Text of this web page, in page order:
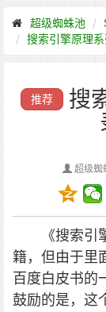
超级蜘蛛池
搜索引擎原理
推荐
搜
超级蜘
《搜索
籍，但由于里
百度白皮书
鼓励的是，这